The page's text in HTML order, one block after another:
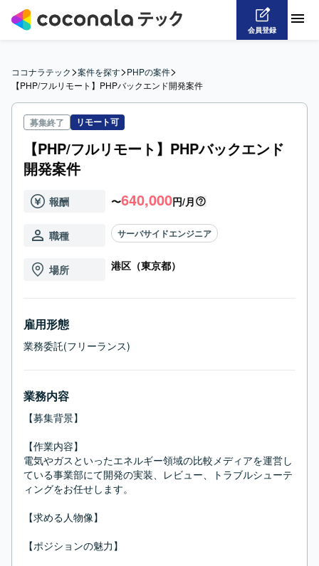
会員登録
ココナラテック>案件を探す>PHPの案件>
【PHP/フルリモート】PHPバックエンド開発案件
募集終了 リモート可
【PHP/フルリモート】PHPバックエンド
開発案件
報酬 〜640,000円/月
職種 サーバサイドエンジニア
場所 港区（東京都）
雇用形態
業務委託(フリーランス)
業務内容
【募集背景】
【作業内容】
電気やガスといったエネルギー領域の比較メディアを運営し
ている事業部にて開発の実装、レビュー、トラブルシューテ
ィングをお任せします。
【求める人物像】
【ポジションの魅力】